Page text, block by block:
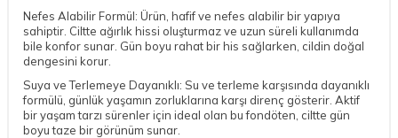
Nefes Alabilir Formül: Ürün, hafif ve nefes alabilir bir yapıya
sahiptir. Ciltte ağırlık hissi oluşturmaz ve uzun süreli kullanımda
bile konfor sunar. Gün boyu rahat bir his sağlarken, cildin doğal
dengesini korur.
Suya ve Terlemeye Dayanıklı: Su ve terleme karşısında dayanıklı
formülü, günlük yaşamın zorluklarına karşı direnç gösterir. Aktif
bir yaşam tarzı sürenler için ideal olan bu fondöten, ciltte gün
boyu taze bir görünüm sunar.